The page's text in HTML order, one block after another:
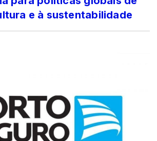
e à sustentabilidade